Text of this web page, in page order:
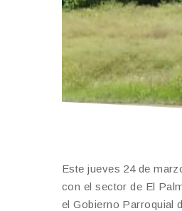
Este jueves 24 de
con el sector de El
el Gobierno Parroquial